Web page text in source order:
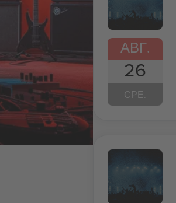
АВГ.
26
СРЕ.